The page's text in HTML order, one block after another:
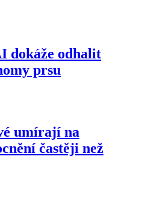
dokáže odhalit
prsu
umírají na
častěji než